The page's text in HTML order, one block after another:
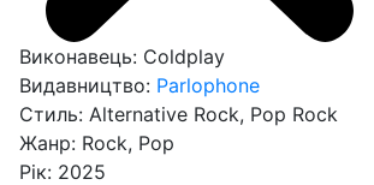
Виконавець: Coldplay
Видавництво: Parlophone
Стиль: Alternative Rock, Pop Rock
Жанр: Rock, Pop
Рік: 2025